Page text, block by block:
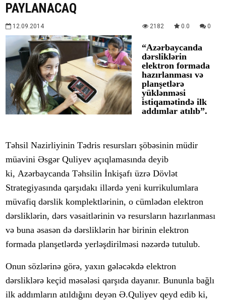
PAYLANACAQ
12.09.2014 2182 0.0 0
“Azərbaycanda
dərsliklərin
elektron formada
hazırlanması və
planşetlərə
yüklənməsi
istiqamətində ilk
addımlar atılıb”.
Təhsil Nazirliyinin Tədris resursları şöbəsinin müdir
müavini Əsgər Quliyev açıqlamasında deyib
ki, Azərbaycanda Təhsilin İnkişafı üzrə Dövlət
Strategiyasında qarşıdakı illərdə yeni kurrikulumlara
müvafiq dərslik komplektlərinin, o cümlədən elektron
dərsliklərin, dərs vəsaitlərinin və resursların hazırlanması
və buna əsasən də dərsliklərin hər birinin elektron
formada planşetlərdə yerləşdirilməsi nəzərdə tutulub.
Onun sözlərinə görə, yaxın gələcəkdə elektron
dərsliklərə keçid məsələsi qarşıda dayanır. Bununla bağlı
ilk addımların atıldığını deyən Ə.Quliyev qeyd edib ki,